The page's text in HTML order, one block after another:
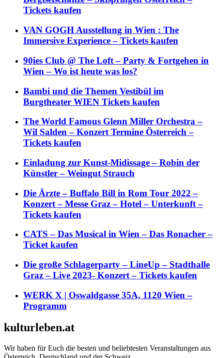
Tickets kaufen
VAN GOGH Ausstellung in Wien : The
Immersive Experience – Tickets kaufen
90ies Club @ The Loft – Party & Fortgehen in
Wien – Wo ist heute was los?
Bambi und die Themen Vestibül im
Burgtheater WIEN Tickets kaufen
The World Famous Glenn Miller Orchestra –
Wil Salden – Konzert Termine Österreich –
Tickets kaufen
Einladung zur Kunst-Midissage – Robin der
Künstler – Weingut Strauch
Die Ärzte – Buffalo Bill in Rom Tour 2022 –
Konzert – Messe Graz – Hotel – Unterkunft –
Tickets kaufen
CATS – Das Musical in Wien – Das Ronacher –
Ticket kaufen
Die große Schlagerparty – LineUp – Stadthalle
Graz – Live 2023- Konzert – Tickets kaufen
WERK X | Oswaldgasse 35A, 1120 Wien –
Programm
kulturleben.at
Wir haben für Euch die besten und beliebtesten Veranstaltungen aus